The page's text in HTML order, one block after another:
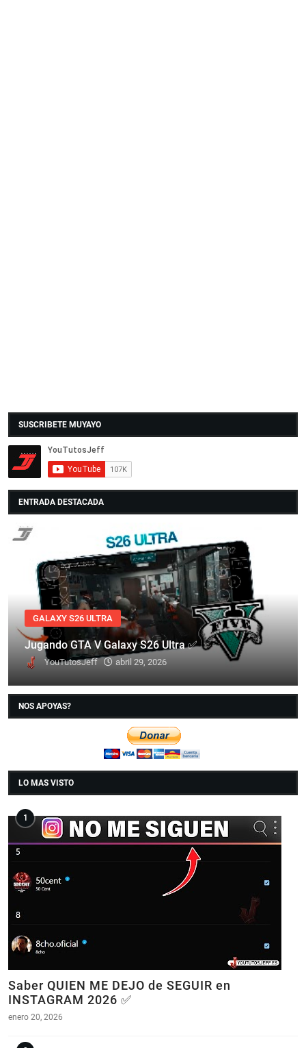
SUSCRIBETE MUYAYO
ENTRADA DESTACADA
GALAXY S26 ULTRA
Jugando GTA V Galaxy S26 Ultra ✅
YouTutosJeff abril 29, 2026
NOS APOYAS?
LO MAS VISTO
Saber QUIEN ME DEJO de SEGUIR en
INSTAGRAM 2026 ✅
enero 20, 2026